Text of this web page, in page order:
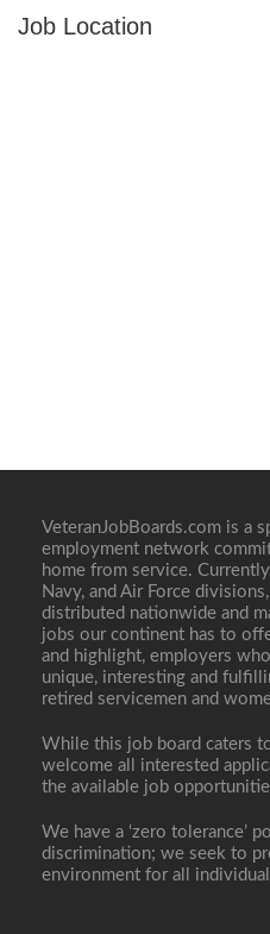
Job Location
VeteranJobBoards.com is a
employment network
home from service.
Navy, and Air Force
distributed nationwide and
jobs our continent has to
and highlight, employers
unique, interesting and
retired servicemen and
While this job board caters
welcome all interested
the available job
We have a ‘zero tolerance’
discrimination; we seek to
environment for all